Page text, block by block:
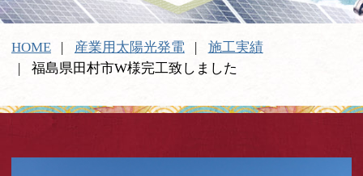
HOME 産業用太陽光発電
施工実績
福島県田村市W様完工致しました